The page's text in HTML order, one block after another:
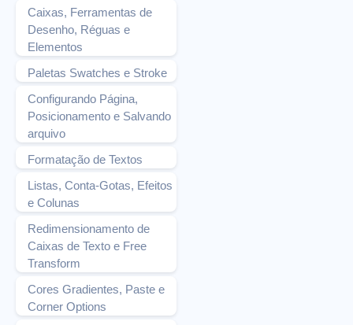
Caixas, Ferramentas de
Desenho, Réguas e
Elementos
Paletas Swatches e Stroke
Configurando Página,
Posicionamento e Salvando
arquivo
Formatação de Textos
Listas, Conta-Gotas, Efeitos
e Colunas
Redimensionamento de
Caixas de Texto e Free
Transform
Cores Gradientes, Paste e
Corner Options